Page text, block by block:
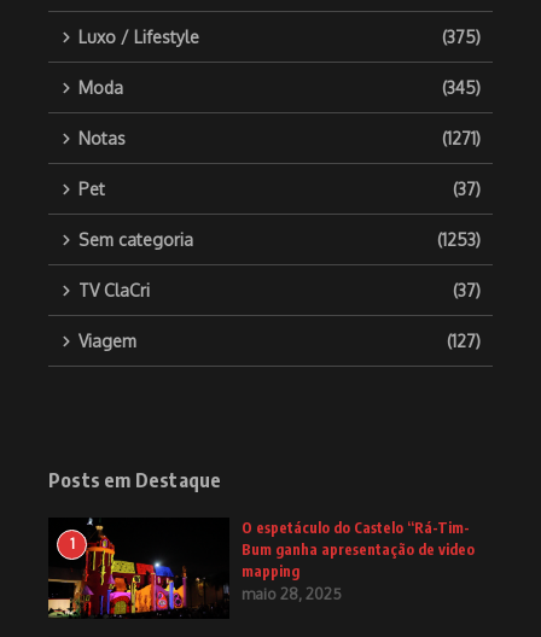
Luxo / Lifestyle (375)
Moda (345)
Notas (1271)
Pet (37)
Sem categoria (1253)
TV ClaCri (37)
Viagem (127)
Posts em Destaque
1
O espetáculo do Castelo “Rá-Tim-
Bum ganha apresentação de video
mapping
maio 28, 2025